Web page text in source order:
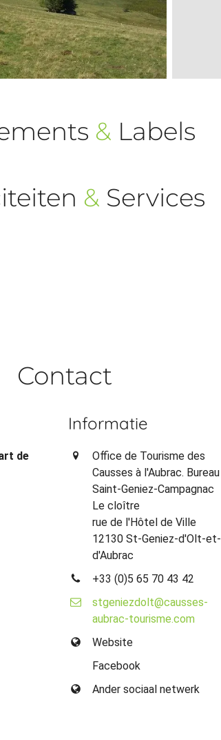
& Labels
& Services
Contact
de
Informatie
Office de Tourisme des
Causses à l'Aubrac. Bureau
Saint-Geniez-Campagnac
Le cloître
rue de l'Hôtel de Ville
12130 St-Geniez-d'Olt-et-
d'Aubrac
+33 (0)5 65 70 43 42
stgeniezdolt@causses-
aubrac-tourisme.com
Website
Facebook
Ander sociaal netwerk